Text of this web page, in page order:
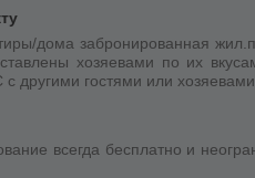
домa забронированная
хозяевами по их
с другими гостями или
всегда бесплатно и